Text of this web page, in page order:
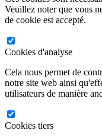
Veuillez noter que vous
de cookie est accepté.
Cookies d'analyse
Cela nous permet de
notre site web ainsi
utilisateurs de manière
Cookies tiers